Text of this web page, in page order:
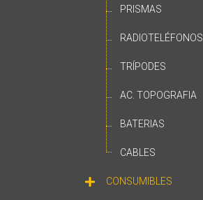
PRISMAS
RADIOTELÉFONOS
TRÍPODES
AC. TOPOGRAFIA
BATERIAS
CABLES
CONSUMIBLES